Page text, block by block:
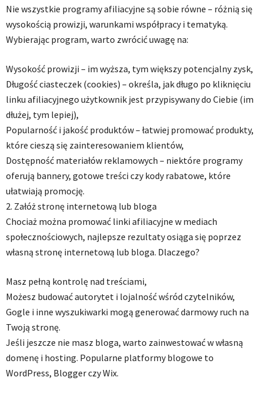
Nie wszystkie programy afiliacyjne są sobie równe – różnią się
wysokością prowizji, warunkami współpracy i tematyką.
Wybierając program, warto zwrócić uwagę na:
Wysokość prowizji – im wyższa, tym większy potencjalny zysk,
Długość ciasteczek (cookies) – określa, jak długo po kliknięciu
linku afiliacyjnego użytkownik jest przypisywany do Ciebie (im
dłużej, tym lepiej),
Popularność i jakość produktów – łatwiej promować produkty,
które cieszą się zainteresowaniem klientów,
Dostępność materiałów reklamowych – niektóre programy
oferują bannery, gotowe treści czy kody rabatowe, które
ułatwiają promocję.
2. Załóż stronę internetową lub bloga
Chociaż można promować linki afiliacyjne w mediach
społecznościowych, najlepsze rezultaty osiąga się poprzez
własną stronę internetową lub bloga. Dlaczego?
Masz pełną kontrolę nad treściami,
Możesz budować autorytet i lojalność wśród czytelników,
Gogle i inne wyszukiwarki mogą generować darmowy ruch na
Twoją stronę.
Jeśli jeszcze nie masz bloga, warto zainwestować w własną
domenę i hosting. Popularne platformy blogowe to
WordPress, Blogger czy Wix.